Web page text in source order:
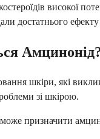
високої
достатнього
шкіри, які
зі шкірою.
призначити